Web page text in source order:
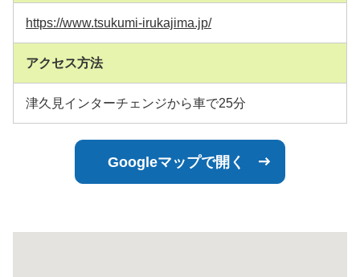
https://www.tsukumi-irukajima.jp/
アクセス方法
津久見インターチェンジから車で25分
Googleマップで開く